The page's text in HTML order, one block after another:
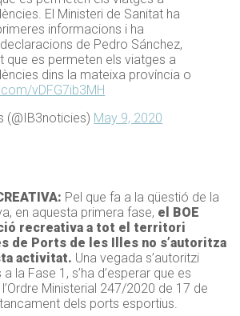
El Ministeri de Sanitat ha
informacions i ha
de Pedro Sánchez,
que es permeten els viatges a
dins la mateixa província o
vDFG7ib3MH
(@IB3noticies) May 9, 2020
Pel que fa a la qüestió de la
en aquesta primera fase, el BOE
recreativa a tot el territori
de Ports de les Illes no s’autoritza
activitat. Una vegada s’autoritzi
la Fase 1, s’ha d’esperar que es
Ministerial 247/2020 de 17 de
dels ports esportius.